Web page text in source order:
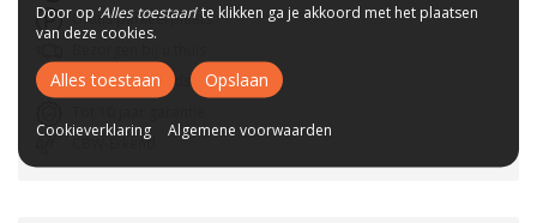
Gratis parkeerplaats
Wij bestaan sinds 1992!
CBW-Erkend
Door op ‘Alles toestaan’ te klikken ga je akkoord met het plaatsen
van deze cookies.
Alles toestaan Opslaan
Cookieverklaring Algemene voorwaarden